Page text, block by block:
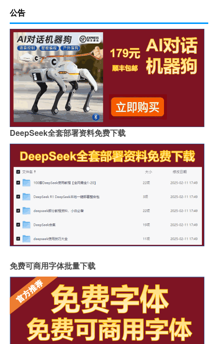
公告
DeepSeek全套部署资料免费下载
免费可商用字体批量下载